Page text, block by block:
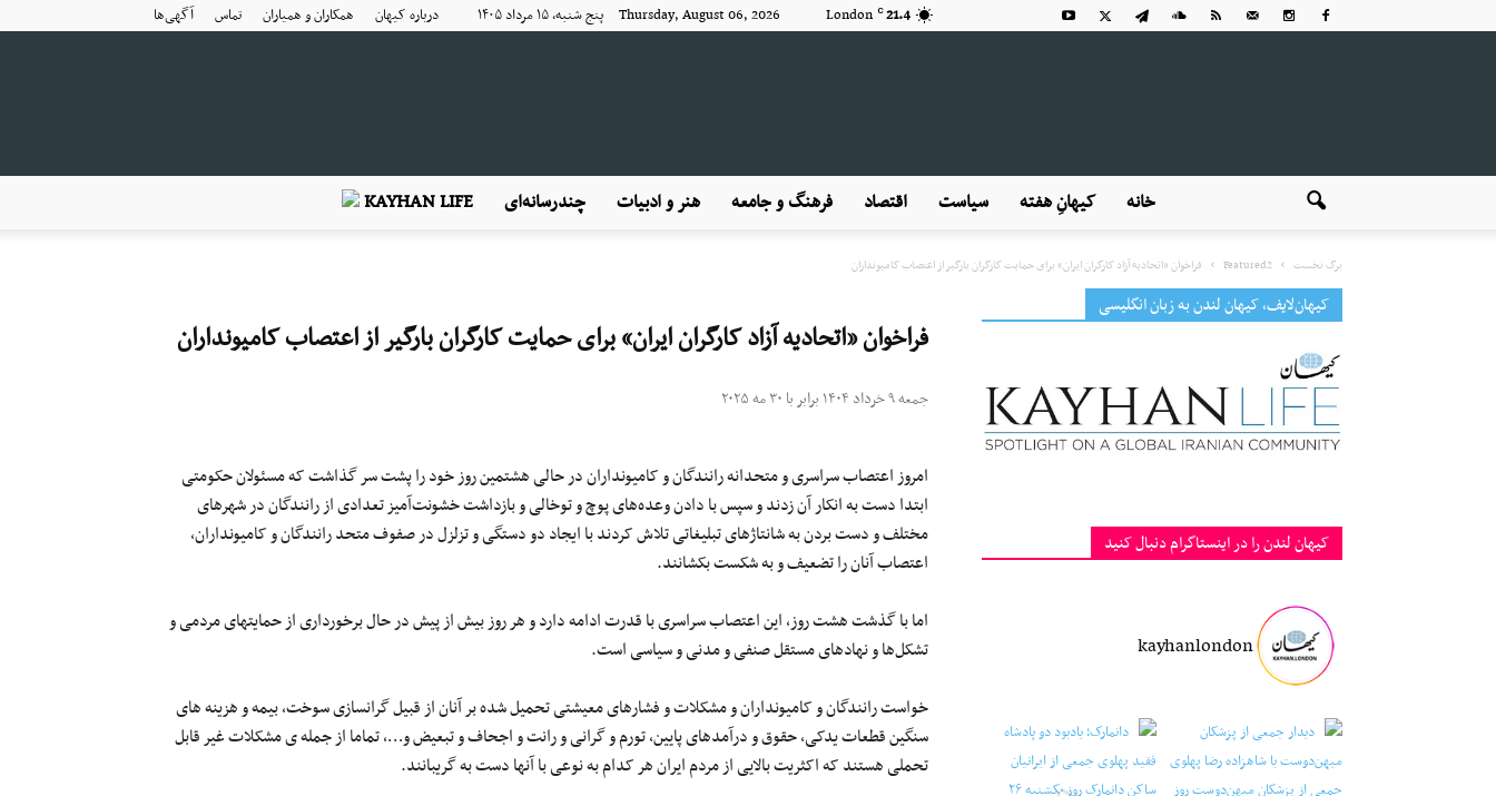
21.4
C
London Thursday, August 06, 2026 پنج شنبه, ۱۵ مرداد ۱۴۰۵ درباره کیهان همکاران و همیاران تماس آگهی‌ها
KayhanLondon
کیهان
لندن
KAYHAN LIFE چندرسانه‌ای هنر و ادبیات فرهنگ و جامعه اقتصاد سیاست کیهانِ هفته خانه
برگ نخست Featured2 فراخوان «اتحادیه آزاد کارگران ایران» برای حمایت کارگران بارگیر از اعتصاب کامیونداران
فراخوان «اتحادیه آزاد کارگران ایران» برای حمایت کارگران بارگیر از اعتصاب کامیونداران
جمعه ۹ خرداد ۱۴۰۴ برابر با ۳۰ مه ۲۰۲۵
امروز اعتصاب سراسری و متحدانه رانندگان و کامیونداران در حالی هشتمین روز خود را پشت سر گذاشت که مسئولان حکومتی
ابتدا دست به انکار آن زدند و سپس با دادن وعده‌های پوچ و توخالی و بازداشت خشونت‌آمیز تعدادی از رانندگان در شهرهای
مختلف و دست بردن به شانتاژهای تبلیغاتی تلاش کردند با ایجاد دو دستگی و تزلزل در صفوف متحد رانندگان و کامیونداران،
اعتصاب آنان را تضعیف و به شکست بکشانند.
اما با گذشت هشت روز، این اعتصاب سراسری با قدرت ادامه دارد و هر روز بیش از پیش در حال برخورداری از حمایتهای مردمی و
تشکل‌‌ها و نهادهای مستقل صنفی و مدنی و سیاسی است.
خواست رانندگان و کامیونداران و مشکلات و فشارهای معیشتی تحمیل شده بر آنان از قبیل گرانسازی سوخت، بیمه و هزینه های
سنگین قطعات یدکی، حقوق و درآمدهای پایین، تورم و گرانی و رانت و اجحاف و تبعیض و…، تماما از جمله ی مشکلات غیر قابل
تحملی هستند که اکثریت بالایی از مردم ایران هر کدام به نوعی با آنها دست به گریبانند.
کیهان‌لایف، کیهان لندن به زبان انگلیسی
کیهان لندن را در اینستاگرام دنبال کنید
kayhanlondon
‏‏‏ ‏‏ ‏ دانمارک؛ یادبود دو پادشاه فقید پهلوی ج